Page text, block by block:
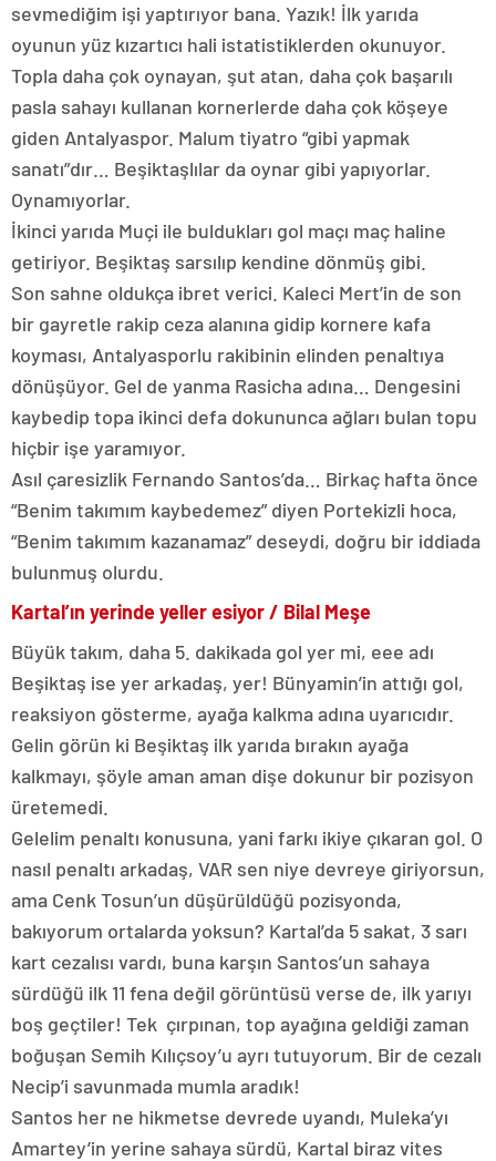
sevmediğim işi yaptırıyor bana. Yazık! İlk yarıda
oyunun yüz kızartıcı hali istatistiklerden okunuyor.
Topla daha çok oynayan, şut atan, daha çok başarılı
pasla sahayı kullanan kornerlerde daha çok köşeye
giden Antalyaspor. Malum tiyatro “gibi yapmak
sanatı”dır… Beşiktaşlılar da oynar gibi yapıyorlar.
Oynamıyorlar.
İkinci yarıda Muçi ile buldukları gol maçı maç haline
getiriyor. Beşiktaş sarsılıp kendine dönmüş gibi.
Son sahne oldukça ibret verici. Kaleci Mert’in de son
bir gayretle rakip ceza alanına gidip kornere kafa
koyması, Antalyasporlu rakibinin elinden penaltıya
dönüşüyor. Gel de yanma Rasicha adına… Dengesini
kaybedip topa ikinci defa dokununca ağları bulan topu
hiçbir işe yaramıyor.
Asıl çaresizlik Fernando Santos’da… Birkaç hafta önce
“Benim takımım kaybedemez” diyen Portekizli hoca,
“Benim takımım kazanamaz” deseydi, doğru bir iddiada
bulunmuş olurdu.
Kartal’ın yerinde yeller esiyor / Bilal Meşe
Büyük takım, daha 5. dakikada gol yer mi, eee adı
Beşiktaş ise yer arkadaş, yer! Bünyamin’in attığı gol,
reaksiyon gösterme, ayağa kalkma adına uyarıcıdır.
Gelin görün ki Beşiktaş ilk yarıda bırakın ayağa
kalkmayı, şöyle aman aman dişe dokunur bir pozisyon
üretemedi.
Gelelim penaltı konusuna, yani farkı ikiye çıkaran gol. O
nasıl penaltı arkadaş, VAR sen niye devreye giriyorsun,
ama Cenk Tosun’un düşürüldüğü pozisyonda,
bakıyorum ortalarda yoksun? Kartal’da 5 sakat, 3 sarı
kart cezalısı vardı, buna karşın Santos’un sahaya
sürdüğü ilk 11 fena değil görüntüsü verse de, ilk yarıyı
boş geçtiler! Tek çırpınan, top ayağına geldiği zaman
boğuşan Semih Kılıçsoy’u ayrı tutuyorum. Bir de cezalı
Necip’i savunmada mumla aradık!
Santos her ne hikmetse devrede uyandı, Muleka’yı
Amartey’in yerine sahaya sürdü, Kartal biraz vites